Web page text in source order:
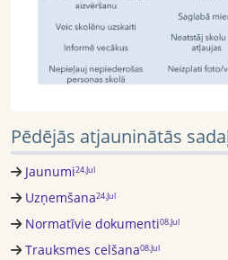
Pēdējās atjauninātās
Jaunumi24.Jul
Uzņemšana24.Jul
Normatīvie dokumenti08.Jul
Trauksmes celšana08.Jul